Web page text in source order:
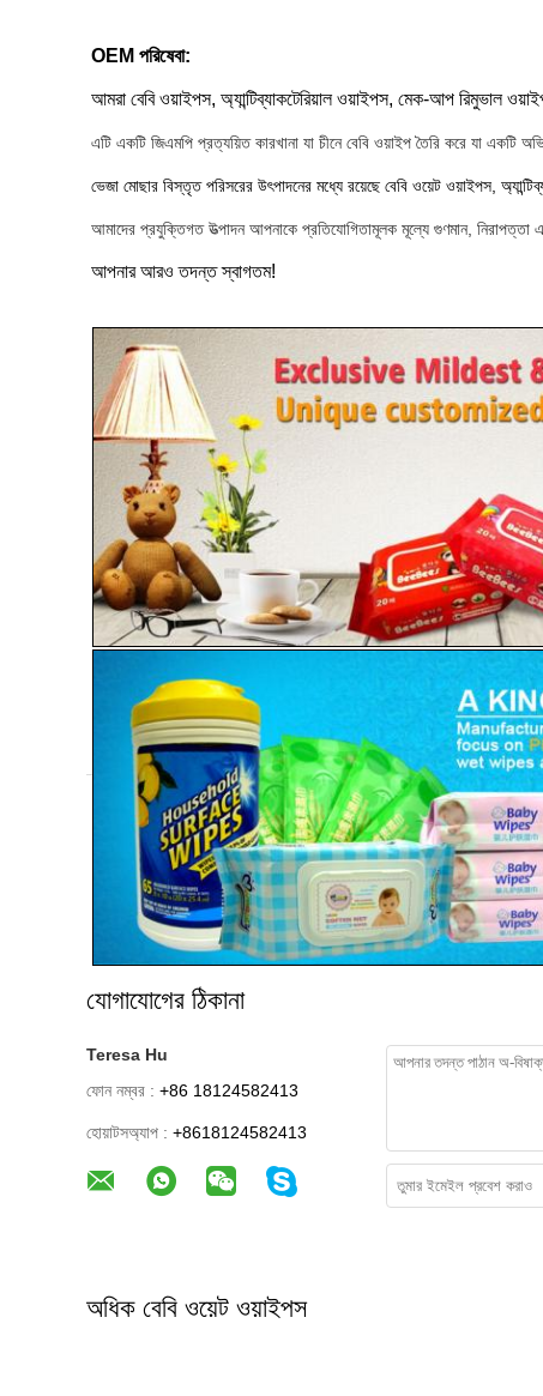
OEM পরিষেবা:
আমরা বেবি ওয়াইপস, অ্যান্টিব্যাকটেরিয়াল ওয়াইপস, মেক-আপ রিমুভাল
এটি একটি জিএমপি প্রত্যয়িত কারখানা যা চীনে বেবি ওয়াইপ তৈরি করে যা একটি
ভেজা মোছার বিস্তৃত পরিসরের উৎপাদনের মধ্যে রয়েছে বেবি ওয়েট ওয়াইপস,
আমাদের প্রযুক্তিগত উত্পাদন আপনাকে প্রতিযোগিতামূলক মূল্যে গুণমান, নিরাপত্তা
আপনার আরও তদন্ত স্বাগতম!
যোগাযোগের ঠিকানা
Teresa Hu
ফোন নম্বর : +86 18124582413
হোয়াটসঅ্যাপ : +8618124582413
অধিক বেবি ওয়েট ওয়াইপস